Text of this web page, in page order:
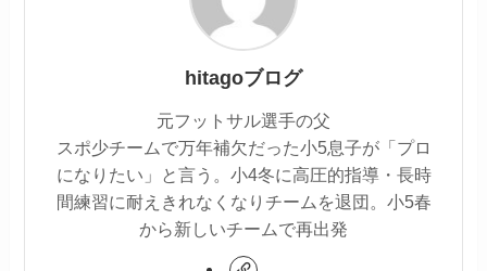
hitagoブログ
元フットサル選手の父
スポ少チームで万年補欠だった小5息子が「プロ
になりたい」と言う。小4冬に高圧的指導・長時
間練習に耐えきれなくなりチームを退団。小5春
から新しいチームで再出発